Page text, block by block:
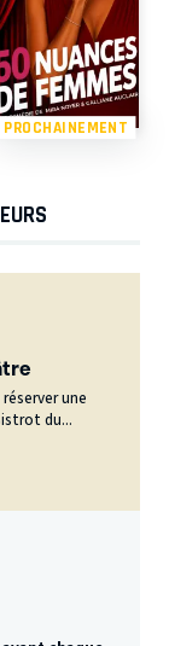
PROCHAINEMENT
une
du...